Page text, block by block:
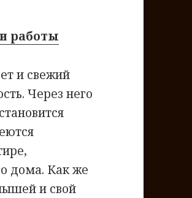
работы
и свежий
Через него
дома. Как же
и свой